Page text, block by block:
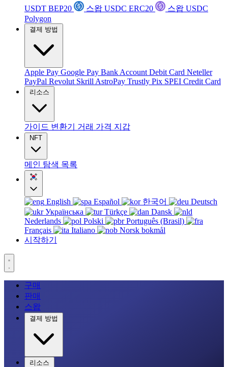
USDT BEP20
스왑 USDC ERC20
스왑 USDC
Polygon
결제 방법
Apple Pay Google Pay Bank Account Debit Card Neteller
PayPal Revolut Skrill AstroPay Trustly Pix SPEI Credit Card
리소스
가이드 변환기 거래 가격 지갑
NFT
메인 탐색 목록
English Español 한국어
Deutsch
Українська
Türkçe
Dansk
Nederlands
Polski
Português (Brasil)
Français
Italiano
Norsk bokmål
시작하기
구매
판매
스왑
결제 방법
리소스